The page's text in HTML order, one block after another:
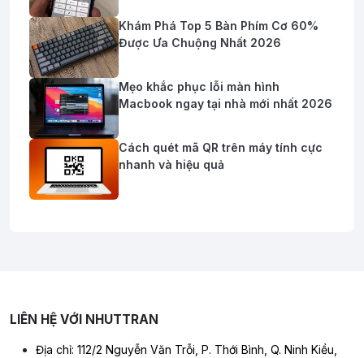
Khám Phá Top 5 Bàn Phím Cơ 60%
Được Ưa Chuộng Nhất 2026
Mẹo khắc phục lỗi màn hình
Macbook ngay tại nhà mới nhất 2026
Cách quét mã QR trên máy tính cực
nhanh và hiệu quả
LIÊN HỆ VỚI NHUTTRAN
Địa chỉ: 112/2 Nguyễn Văn Trỗi, P. Thới Bình, Q. Ninh Kiều,